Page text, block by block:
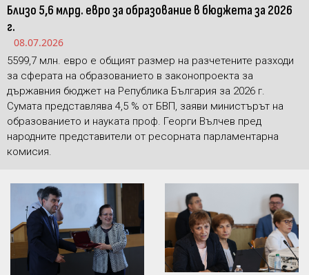
Близо 5,6 млрд. евро за образование в бюджета за 2026
г.
08.07.2026
5599,7 млн. евро е общият размер на разчетените разходи
за сферата на образованието в законопроекта за
държавния бюджет на Република България за 2026 г.
Сумата представлява 4,5 % от БВП, заяви министърът на
образованието и науката проф. Георги Вълчев пред
народните представители от ресорната парламентарна
комисия.